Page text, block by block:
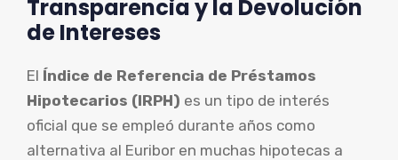
Transparencia y la Devolución
de Intereses
El Índice de Referencia de Préstamos
Hipotecarios (IRPH) es un tipo de interés
oficial que se empleó durante años como
alternativa al Euribor en muchas hipotecas a